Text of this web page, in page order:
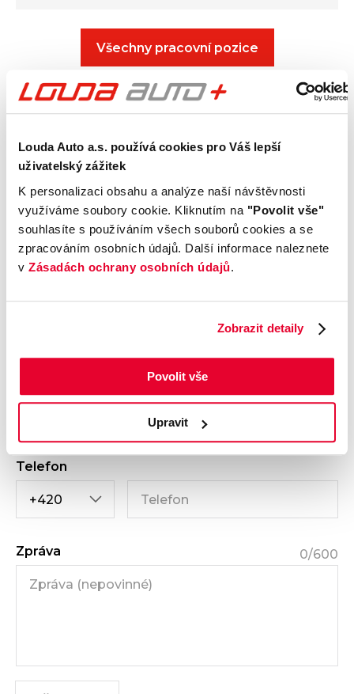
Louda Auto a.s. používá cookies pro Váš lepší
uživatelský zážitek
K personalizaci obsahu a analýze naší návštěvnosti
využíváme soubory cookie. Kliknutím na "Povolit vše"
souhlasíte s používáním všech souborů cookies a se
zpracováním osobních údajů. Další informace naleznete
v Zásadách ochrany osobních údajů.
Zobrazit detaily
Povolit vše
Upravit
Všechny pracovní pozice
Mám zájem
Přihlásit se
Jméno
Příjmení
Telefon
Zpráva 0/600